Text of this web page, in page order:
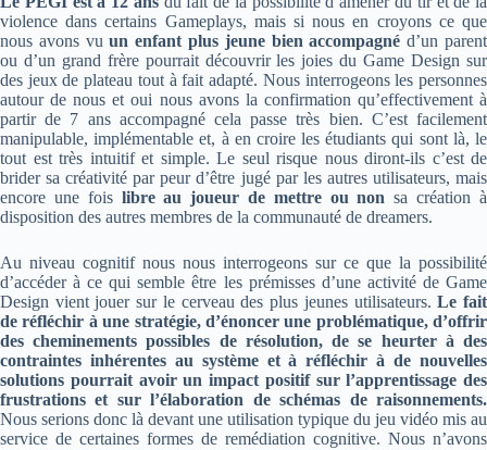
violence dans certains Gameplays, mais si nous en croyons ce que
nous avons vuun enfant plus jeune bien accompagné d’un parent
ou d’un grand frère pourrait découvrir les joies du Game Design sur
des jeux de plateau tout à fait adapté. Nous interrogeons les personnes
autour de nous et oui nous avons la confirmation qu’effectivement à
partir de 7 ans accompagné cela passe très bien. C’est facilement
manipulable, implémentable et, à en croire les étudiants qui sont là, le
tout est très intuitif et simple. Le seul risque nous diront-ils c’est de
brider sa créativité par peur d’être jugé par les autres utilisateurs, mais
encore une fois libre au joueur de mettre ou non sa création à
disposition des autres membres de la communauté de dreamers.
Au niveau cognitif nous nous interrogeons sur ce que la possibilité
d’accéder à ce qui semble être les prémisses d’une activité de Game
Design vient jouer sur le cerveau des plus jeunes utilisateurs.Le fait
de réfléchir à une stratégie, d’énoncer une problématique, d’offrir
des cheminements possibles de résolution, de se heurter à des
contraintes inhérentes au système et à réfléchir à de nouvelles
solutions pourrait avoir un impact positif sur l’apprentissage des
frustrations et sur l’élaboration de schémas de raisonnements.
Nous serions donc là devant une utilisation typique du jeu vidéo mis au
service de certaines formes de remédiation cognitive. Nous n’avons